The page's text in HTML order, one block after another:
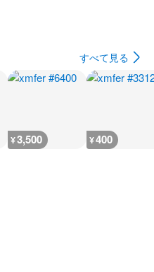
すべて見る
¥3,500 ¥400